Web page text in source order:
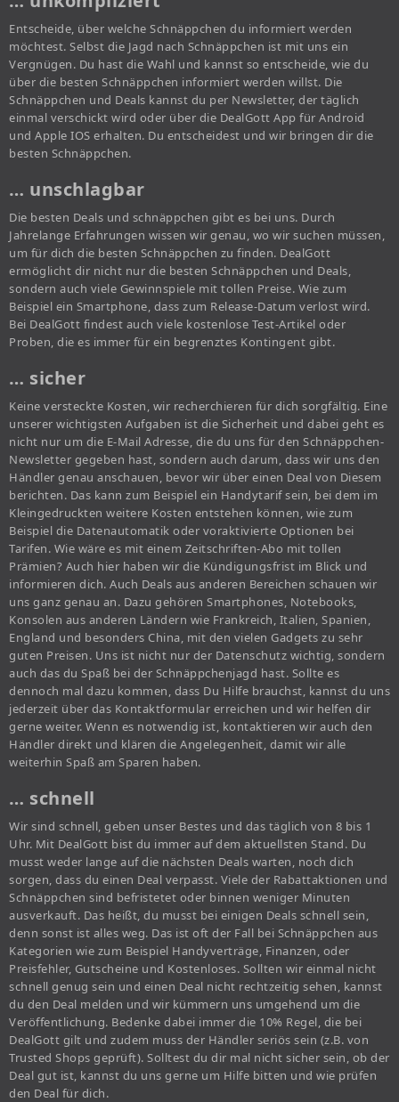
Entscheide, über welche Schnäppchen du informiert werden
möchtest. Selbst die Jagd nach Schnäppchen ist mit uns ein
Vergnügen. Du hast die Wahl und kannst so entscheide, wie du
über die besten Schnäppchen informiert werden willst. Die
Schnäppchen und Deals kannst du per Newsletter, der täglich
einmal verschickt wird oder über die DealGott App für Android
und Apple IOS erhalten. Du entscheidest und wir bringen dir die
besten Schnäppchen.
… unschlagbar
Die besten Deals und schnäppchen gibt es bei uns. Durch
Jahrelange Erfahrungen wissen wir genau, wo wir suchen müssen,
um für dich die besten Schnäppchen zu finden. DealGott
ermöglicht dir nicht nur die besten Schnäppchen und Deals,
sondern auch viele Gewinnspiele mit tollen Preise. Wie zum
Beispiel ein Smartphone, dass zum Release-Datum verlost wird.
Bei DealGott findest auch viele kostenlose Test-Artikel oder
Proben, die es immer für ein begrenztes Kontingent gibt.
… sicher
Keine versteckte Kosten, wir recherchieren für dich sorgfältig. Eine
unserer wichtigsten Aufgaben ist die Sicherheit und dabei geht es
nicht nur um die E-Mail Adresse, die du uns für den Schnäppchen-
Newsletter gegeben hast, sondern auch darum, dass wir uns den
Händler genau anschauen, bevor wir über einen Deal von Diesem
berichten. Das kann zum Beispiel ein Handytarif sein, bei dem im
Kleingedruckten weitere Kosten entstehen können, wie zum
Beispiel die Datenautomatik oder voraktivierte Optionen bei
Tarifen. Wie wäre es mit einem Zeitschriften-Abo mit tollen
Prämien? Auch hier haben wir die Kündigungsfrist im Blick und
informieren dich. Auch Deals aus anderen Bereichen schauen wir
uns ganz genau an. Dazu gehören Smartphones, Notebooks,
Konsolen aus anderen Ländern wie Frankreich, Italien, Spanien,
England und besonders China, mit den vielen Gadgets zu sehr
guten Preisen. Uns ist nicht nur der Datenschutz wichtig, sondern
auch das du Spaß bei der Schnäppchenjagd hast. Sollte es
dennoch mal dazu kommen, dass Du Hilfe brauchst, kannst du uns
jederzeit über das Kontaktformular erreichen und wir helfen dir
gerne weiter. Wenn es notwendig ist, kontaktieren wir auch den
Händler direkt und klären die Angelegenheit, damit wir alle
weiterhin Spaß am Sparen haben.
… schnell
Wir sind schnell, geben unser Bestes und das täglich von 8 bis 1
Uhr. Mit DealGott bist du immer auf dem aktuellsten Stand. Du
musst weder lange auf die nächsten Deals warten, noch dich
sorgen, dass du einen Deal verpasst. Viele der Rabattaktionen und
Schnäppchen sind befristetet oder binnen weniger Minuten
ausverkauft. Das heißt, du musst bei einigen Deals schnell sein,
denn sonst ist alles weg. Das ist oft der Fall bei Schnäppchen aus
Kategorien wie zum Beispiel Handyverträge, Finanzen, oder
Preisfehler, Gutscheine und Kostenloses. Sollten wir einmal nicht
schnell genug sein und einen Deal nicht rechtzeitig sehen, kannst
du den Deal melden und wir kümmern uns umgehend um die
Veröffentlichung. Bedenke dabei immer die 10% Regel, die bei
DealGott gilt und zudem muss der Händler seriös sein (z.B. von
Trusted Shops geprüft). Solltest du dir mal nicht sicher sein, ob der
Deal gut ist, kannst du uns gerne um Hilfe bitten und wie prüfen
den Deal für dich.